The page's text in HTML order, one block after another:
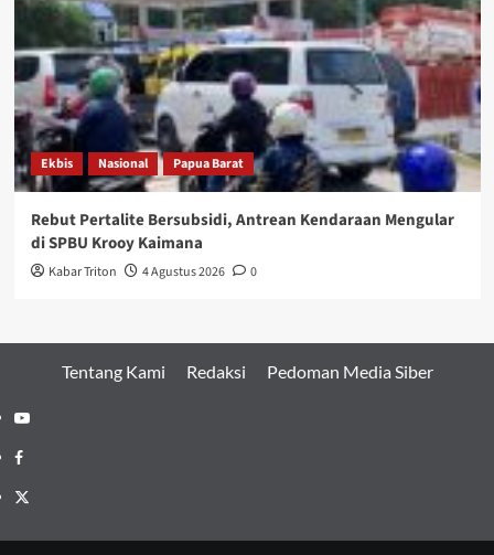
Ekbis Nasional Papua Barat
Rebut Pertalite Bersubsidi, Antrean Kendaraan Mengular
di SPBU Krooy Kaimana
Kabar Triton 4 Agustus 2026 0
Tentang Kami Redaksi Pedoman Media Siber
Youtube
Facebook
Twitter